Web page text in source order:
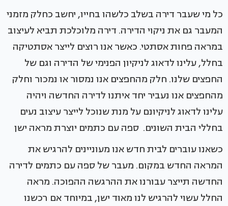
כל מי שעבר דירה בשלב כלשהו בחייו, יחשב כחלק מזמני
המעבר גם את ניקוי הדירה. דירה מלוכלכת תביא לעיצוב
במראה פחות אסתטי. כאשר אנו רוצים לייצר אסתטיקה
בחלל, עלינו לדאוג לניקיון הפנימי של הדירה וגם של
החפצים שלנו. חלק מהחפצים אנו נמסור או נמכור וחלק
מהחפצים אנו נעביר יחד איתנו לדירה החדשה ויהיה
עלינו לדאוג לניקיונם על מנת שנוכל לייצר עיצוב נעים
בחללי הבית השונים. ספה עם כתמים יוצרת מראה ישן
כשאנו עוברים לבית חדש אנו מעוניינים להרגיש את
המראה החדש במקום. מעבר של ספה עם כתמים לדירה
החדשה תייצר עבורנו את ההרגשה ההפוכה. מראה
החלל עשוי להרגיש לנו מאוד ישן, במיוחד אם רכשנו